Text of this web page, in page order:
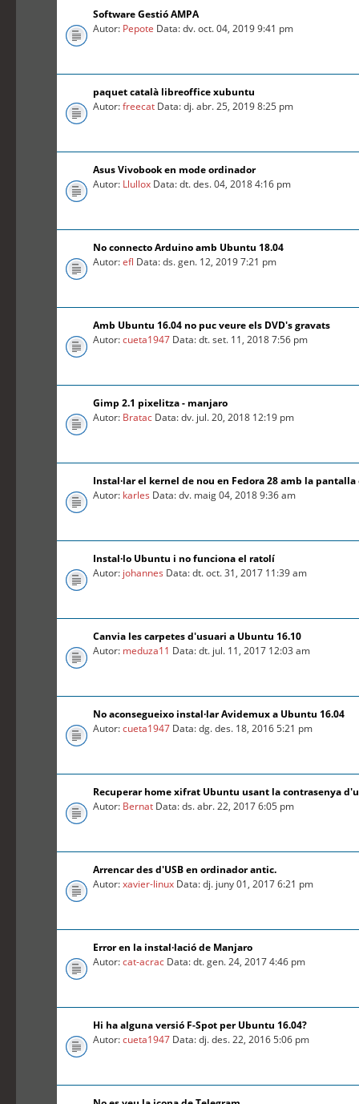
Software Gestió AMPA
Autor: Pepote Data: dv. oct. 04, 2019 9:41 pm
paquet català libreoffice xubuntu
Autor:freecat Data: dj. abr. 25, 2019 8:25 pm
Asus Vivobook en mode ordinador
Autor: Llullox Data: dt. des. 04, 2018 4:16 pm
No connecto Arduino amb Ubuntu 18.04
Autor:efl Data: ds. gen. 12, 2019 7:21 pm
Amb Ubuntu 16.04 no puc veure els DVD's gravats
Autor:cueta1947 Data: dt. set. 11, 2018 7:56 pm
Gimp 2.1 pixelitza - manjaro
Autor: Bratac Data: dv. jul. 20, 2018 12:19 pm
Instal·lar el kernel de nou en Fedora 28 amb la pantalla
Autor: karles Data: dv. maig 04, 2018 9:36 am
Instal·lo Ubuntu i no funciona el ratolí
Autor: johannes Data: dt. oct. 31, 2017 11:39 am
Canvia les carpetes d'usuari a Ubuntu 16.10
Autor: meduza11 Data: dt. jul. 11, 2017 12:03 am
No aconsegueixo instal·lar Avidemux a Ubuntu 16.04
Autor:cueta1947 Data: dg. des. 18, 2016 5:21 pm
Recuperar home xifrat Ubuntu usant la contrasenya
Autor: Bernat Data: ds. abr. 22, 2017 6:05 pm
Arrencar des d'USB en ordinador antic.
Autor:xavier-linux Data: dj. juny 01, 2017 6:21 pm
Error en la instal·lació de Manjaro
Autor:cat-acrac Data: dt. gen. 24, 2017 4:46 pm
Hi ha alguna versió F-Spot per Ubuntu 16.04?
Autor:cueta1947 Data: dj. des. 22, 2016 5:06 pm